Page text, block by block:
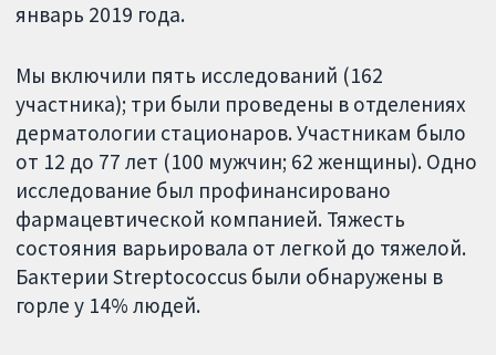
январь 2019 года.
Мы включили пять исследований (162
участника); три были проведены в отделениях
дерматологии стационаров. Участникам было
от 12 до 77 лет (100 мужчин; 62 женщины). Одно
исследование был профинансировано
фармацевтической компанией. Тяжесть
состояния варьировала от легкой до тяжелой.
Бактерии Streptococcus были обнаружены в
горле у 14% людей.